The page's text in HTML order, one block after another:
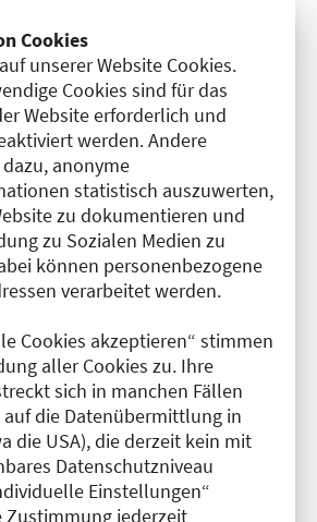
Cookies
unserer Website Cookies.
Cookies sind für das
Website erforderlich und
werden. Andere
anonyme
statistisch auszuwerten,
zu dokumentieren und
zu Sozialen Medien zu
können personenbezogene
verarbeitet werden.
Cookies akzeptieren“ stimmen
aller Cookies zu. Ihre
sich in manchen Fällen
auf die Datenübermittlung in
die USA), die derzeit kein mit
Datenschutzniveau
Einstellungen“
Zustimmung jederzeit
Berlin GmbH